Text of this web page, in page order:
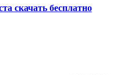
скачать бесплатно